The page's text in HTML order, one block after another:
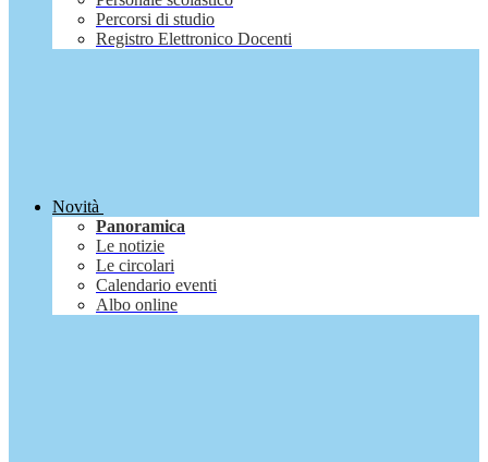
Percorsi di studio
Registro Elettronico Docenti
Novità
Panoramica
Le notizie
Le circolari
Calendario eventi
Albo online